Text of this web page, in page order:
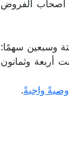
أصحاب الفروض
وسبعين سهمًا:
أربعة وثمانون
وصيةً واجبةً.